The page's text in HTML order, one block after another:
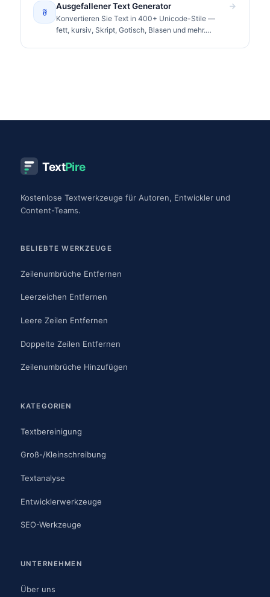
𝔉
Ausgefallener Text Generator
Konvertieren Sie Text in 400+ Unicode-Stile —
fett, kursiv, Skript, Gotisch, Blasen und mehr.
TextPire
Kostenlose Textwerkzeuge für Autoren, Entwickler und
Content-Teams.
BELIEBTE WERKZEUGE
Zeilenumbrüche Entfernen
Leerzeichen Entfernen
Leere Zeilen Entfernen
Doppelte Zeilen Entfernen
Zeilenumbrüche Hinzufügen
KATEGORIEN
Textbereinigung
Groß-/Kleinschreibung
Textanalyse
Entwicklerwerkzeuge
SEO-Werkzeuge
UNTERNEHMEN
Über uns